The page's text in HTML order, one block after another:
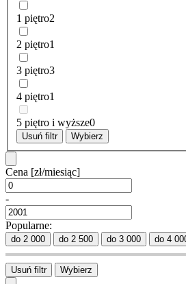
1 piętro2
2 piętro1
3 piętro3
4 piętro1
5 piętro i wyższe0
Usuń filtr Wybierz
Cena [zł/miesiąc]
-
Popularne:
do 2 000 do 2 500 do 3 000 do 4
Usuń filtr Wybierz